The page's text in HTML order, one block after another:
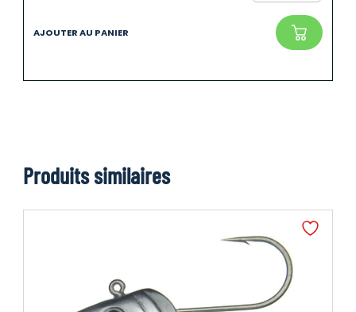
Produits similaires